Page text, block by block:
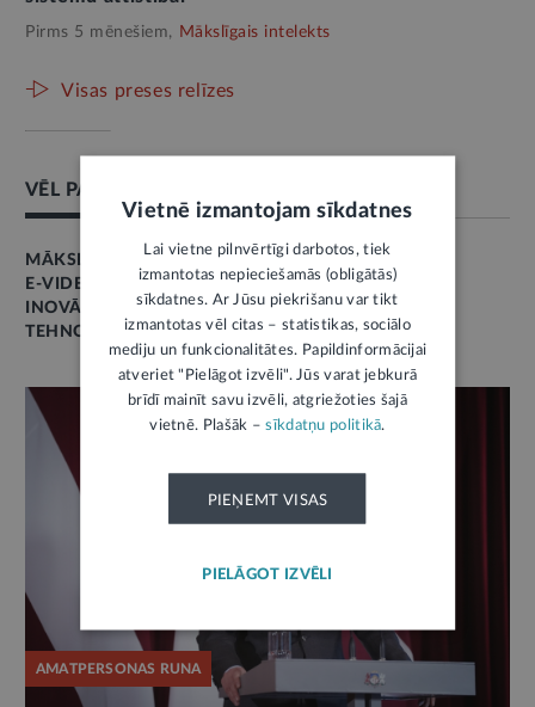
Pirms 5 mēnešiem, Mākslīgais intelekts
Visas preses relīzes
VĒL PAR ŠO TĒMU
MĀKSLĪGAIS INTELEKTS
E-VIDE
INOVĀCIJAS
TEHNOLOĢIJAS
AMATPERSONAS RUNA
Vietnē izmantojam sīkdatnes
Lai vietne pilnvērtīgi darbotos, tiek
izmantotas nepieciešamās (obligātās)
sīkdatnes. Ar Jūsu piekrišanu var tikt
izmantotas vēl citas – statistikas, sociālo
mediju un funkcionalitātes. Papildinformācijai
atveriet "Pielāgot izvēli". Jūs varat jebkurā
brīdī mainīt savu izvēli, atgriežoties šajā
vietnē. Plašāk –sīkdatņu politikā.
PIEŅEMT VISAS
PIELĀGOT IZVĒLI